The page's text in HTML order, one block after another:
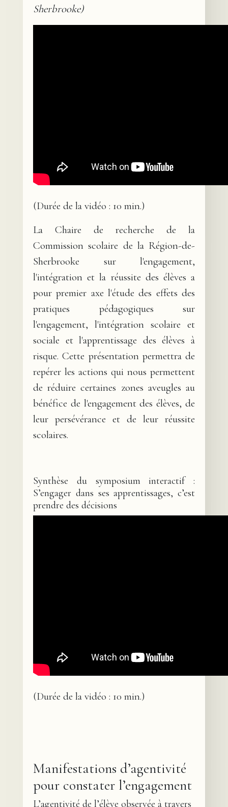
Sherbrooke)
(Durée de la vidéo : 10 min.)
La Chaire de recherche de la
Commission scolaire de la Région-de-
Sherbrooke sur l'engagement,
l'intégration et la réussite des élèves a
pour premier axe l'étude des effets des
pratiques pédagogiques sur
l'engagement, l'intégration scolaire et
sociale et l'apprentissage des élèves à
risque. Cette présentation permettra de
repérer les actions qui nous permettent
de réduire certaines zones aveugles au
bénéfice de l'engagement des élèves, de
leur persévérance et de leur réussite
scolaires.
Synthèse du symposium interactif :
S’engager dans ses apprentissages, c’est
prendre des décisions
(Durée de la vidéo : 10 min.)
Manifestations d’agentivité
pour constater l’engagement
L’agentivité de l’élève observée à travers